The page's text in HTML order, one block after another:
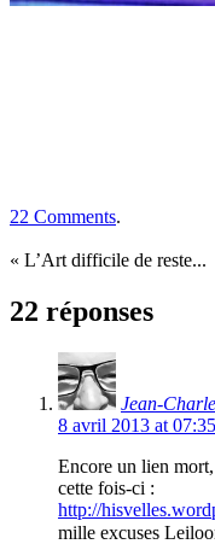
22 Comments.
« L’Art difficile de reste...
22 réponses
Jean-
8 avril 2013 at 07:35
Encore un lien mort,
cette fois-ci :
http://
mille excuses